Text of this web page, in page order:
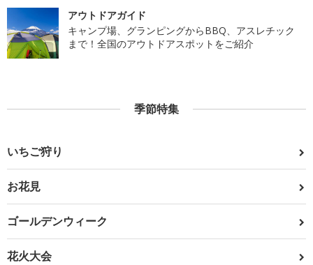
アウトドアガイド
キャンプ場、グランピングからBBQ、アスレチック
まで！全国のアウトドアスポットをご紹介
季節特集
いちご狩り
お花見
ゴールデンウィーク
花火大会